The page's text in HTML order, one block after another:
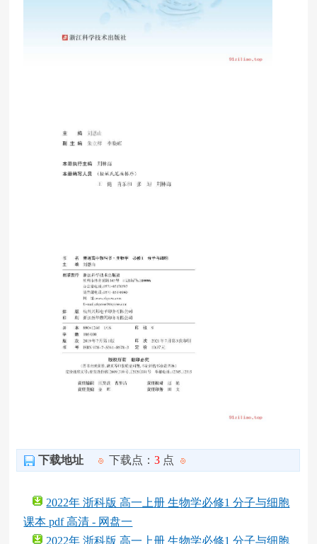
下载地址 下载点：3 点
2022年 浙科版 高一上册 生物学必修1 分子与细胞
课本 pdf 高清 - 网盘一
2022年 浙科版 高一上册 生物学必修1 分子与细胞